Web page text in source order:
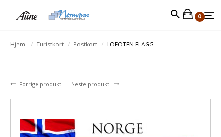
0
Hjem Turistkort Postkort LOFOTEN FLAGG
Forrige produkt Neste produkt